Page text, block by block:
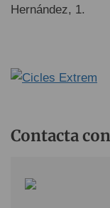
Hernández, 1.
Contacta